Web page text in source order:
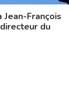
Jean-François
du